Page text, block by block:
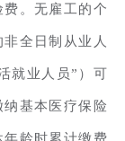
。无雇工的个
全日制从业人
就业人员”）可
基本医疗保险
龄时累计缴费